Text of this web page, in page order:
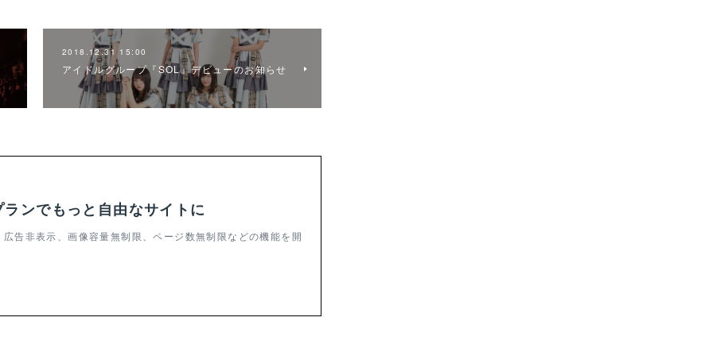
2018.12.31 15:00
アイドルグループ『SOL』デビューのお知らせ
ンでもっと自由なサイトに
告非表示、画像容量無制限、ページ数無制限などの機能を開